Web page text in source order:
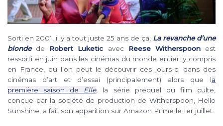
Sorti en 2001, il y a tout juste 25 ans de ça, La revanche d’une
blondede Robert Luketic avec Reese Witherspoonest
ressorti en juin dans les cinémas du monde entier, y compris
en France, où l’on peut le découvrir ces jours-ci dans des
cinémas d’art et d’essai (principalement) alors que la
première saison de
Elle, la série prequel du film culte,
conçue par la société de production de Witherspoon, Hello
Sunshine, a fait son apparition sur Amazon Prime le 1er juillet.